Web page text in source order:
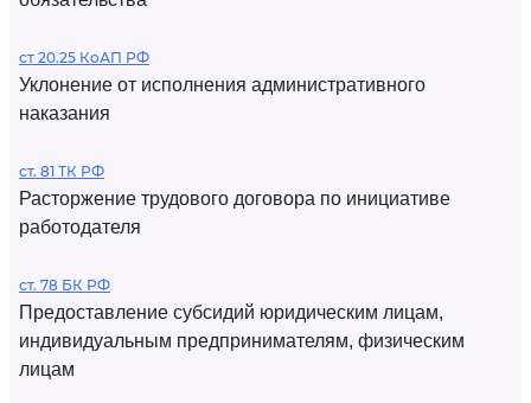
ст 20.25 КоАП РФ
Уклонение от исполнения административного
наказания
ст. 81 ТК РФ
Расторжение трудового договора по инициативе
работодателя
ст. 78 БК РФ
Предоставление субсидий юридическим лицам,
индивидуальным предпринимателям, физическим
лицам